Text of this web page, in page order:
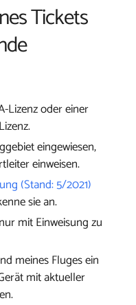
Tickets
Lizenz oder einer
eingewiesen,
einweisen.
(Stand: 5/2021)
sie an.
mit Einweisung zu
meines Fluges ein
mit aktueller